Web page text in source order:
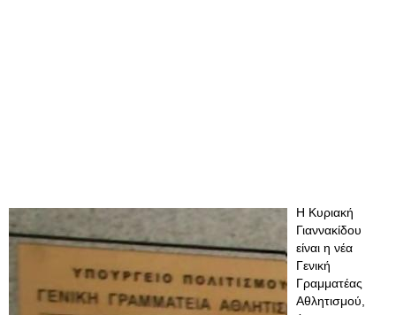
Η Κυριακή
Γιαννακίδου
είναι η νέα
Γενική
Γραμματέας
Αθλητισμού,